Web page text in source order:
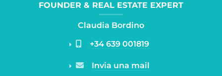
FOUNDER & REAL ESTATE EXPERT
Claudia Bordino
+34 639 001819
Invia una mail